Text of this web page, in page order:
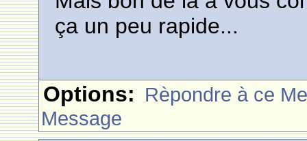
ça un peu rapide...
Options: Rèpondre à ce
Message